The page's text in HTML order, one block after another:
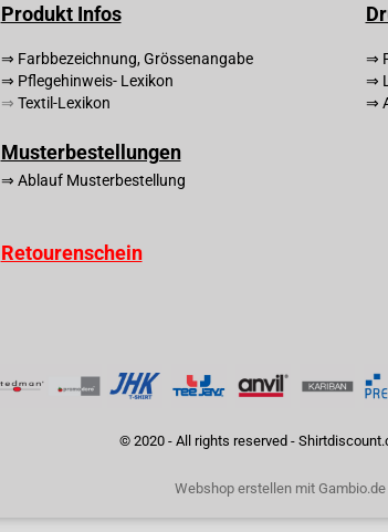
Produkt Infos
⇒ Farbbezeichnung, Grössenangabe ⇒
⇒ Pflegehinweis- Lexikon ⇒
⇒ Textil-Lexikon ⇒
Musterbestellungen
⇒ Ablauf Musterbestellung
Retourenschein
© 2020 - All rights reserved -
Webshop erstellenmit